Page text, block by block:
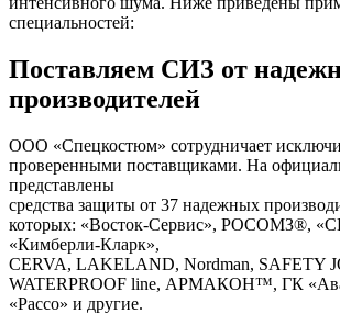
специальностей:
Поставляем СИЗ от
производителей
ООО «Спецкостюм» сотрудничает
проверенными поставщиками. На
представлены
средства защиты от 37 надежных
которых: «Восток-Сервис», РОСОМЗ®,
«Кимберли-Кларк»,
CERVA, LAKELAND, Nordman, SAFETY
WATERPROOF line, АРМАКОН™, ГК
«Рассо» и другие.